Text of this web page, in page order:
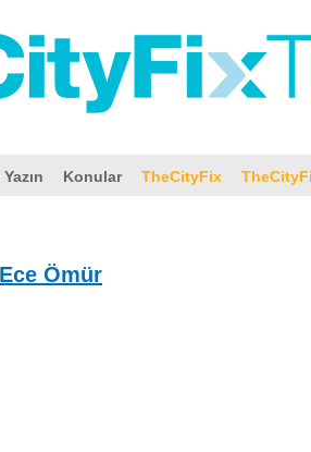
Konular TheCityFix
Ece Ömür